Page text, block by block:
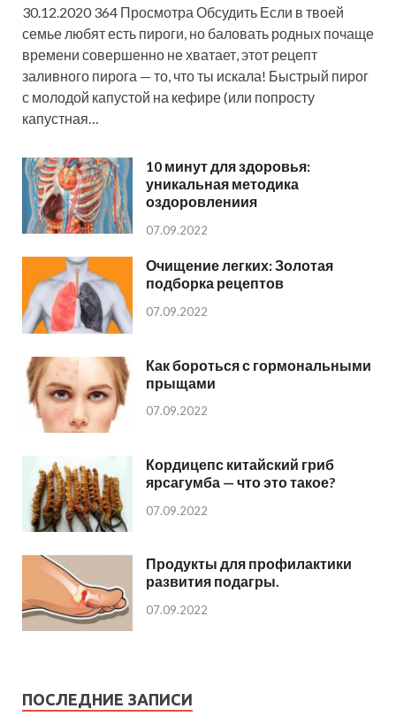
30.12.2020 364 Просмотра Обсудить Если в твоей
семье любят есть пироги, но баловать родных почаще
времени совершенно не хватает, этот рецепт
заливного пирога — то, что ты искала! Быстрый пирог
с молодой капустой на кефире (или попросту
капустная…
10 минут для здоровья:
уникальная методика
оздоровлениия
07.09.2022
Очищение легких: Золотая
подборка рецептов
07.09.2022
Как бороться с гормональными
прыщами
07.09.2022
Кордицепс китайский гриб
ярсагумба — что это такое?
07.09.2022
Продукты для профилактики
развития подагры.
07.09.2022
ПОСЛЕДНИЕ ЗАПИСИ